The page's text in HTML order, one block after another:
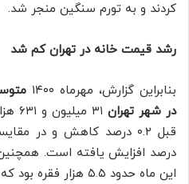
کردند و به تورم سنگین منجر شد.
رشد قیمت خانه در تهران کم شد
بنابراین گزارش، مهرماه ۱۴۰۰
در شهر تهران
۳۱
درصد افزایش یافته است.
این ماه حدود ۵.۵